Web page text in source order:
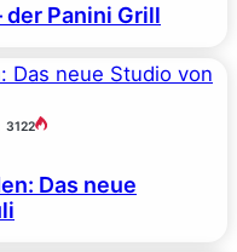
der Panini Grill
3122
Das neue